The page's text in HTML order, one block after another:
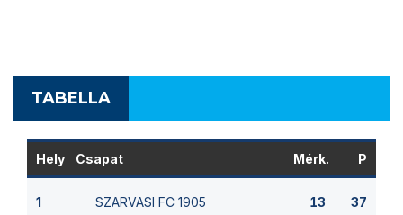
TABELLA
Hely Csapat Mérk. P
1 SZARVASI FC 1905 13 37